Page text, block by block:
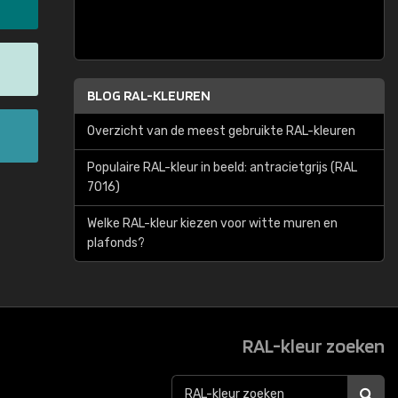
BLOG RAL-KLEUREN
Overzicht van de meest gebruikte RAL-kleuren
Populaire RAL-kleur in beeld: antracietgrijs (RAL
7016)
Welke RAL-kleur kiezen voor witte muren en
plafonds?
RAL-kleur zoeken